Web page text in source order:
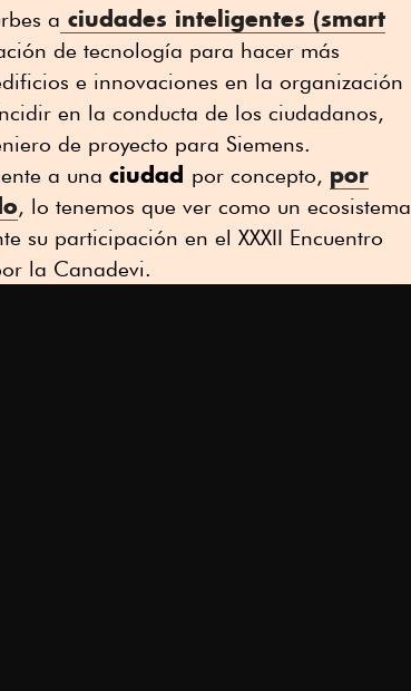
a ciudades inteligentes (smart
de tecnología para hacer más
e innovaciones en la organización
en la conducta de los ciudadanos,
de proyecto para Siemens.
a una ciudad por concepto, por
, lo tenemos que ver como un ecosistema
su participación en el XXXII Encuentro
la Canadevi.